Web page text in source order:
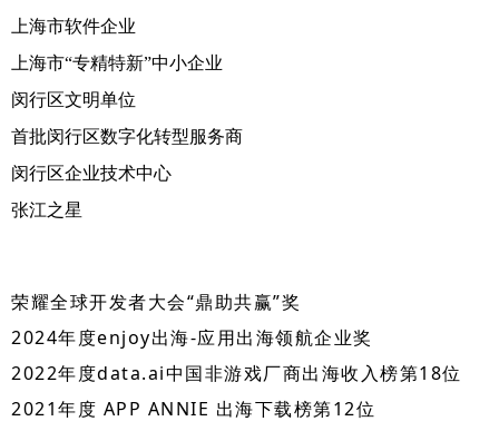
上海市软件企业
上海市“专精特新”中小企业
闵行区文明单位
首批闵行区数字化转型服务商
闵行区企业技术中心
张江之星
荣耀全球开发者大会“鼎助共赢”奖
2024年度enjoy出海-应用出海领航企业奖
2022年度data.ai中国非游戏厂商出海收入榜第18位
2021年度 APP ANNIE 出海下载榜第12位